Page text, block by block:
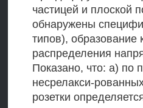
частицей и плоской
обнаружены
типов), образование
распределения
Показано, что: а) по
несрелакси-
розетки